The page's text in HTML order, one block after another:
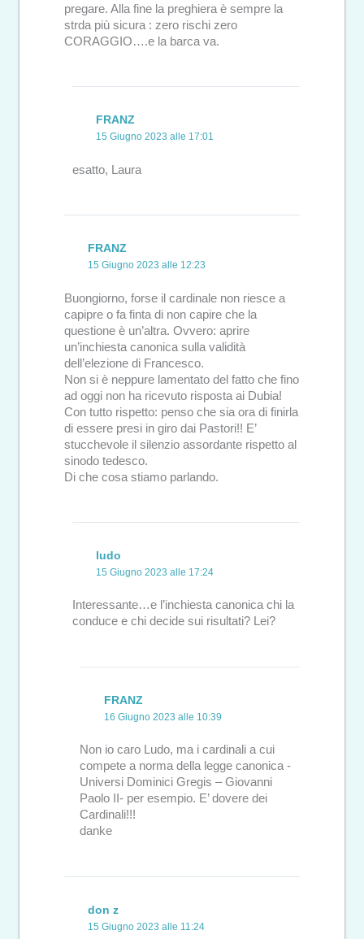
pregare. Alla fine la preghiera è sempre la
strda più sicura : zero rischi zero
CORAGGIO….e la barca va.
FRANZ
15 Giugno 2023 alle 17:01
esatto, Laura
FRANZ
15 Giugno 2023 alle 12:23
Buongiorno, forse il cardinale non riesce a
capipre o fa finta di non capire che la
questione è un’altra. Ovvero: aprire
un’inchiesta canonica sulla validità
dell’elezione di Francesco.
Non si è neppure lamentato del fatto che fino
ad oggi non ha ricevuto risposta ai Dubia!
Con tutto rispetto: penso che sia ora di finirla
di essere presi in giro dai Pastori!! E’
stucchevole il silenzio assordante rispetto al
sinodo tedesco.
Di che cosa stiamo parlando.
ludo
15 Giugno 2023 alle 17:24
Interessante…e l’inchiesta canonica chi la
conduce e chi decide sui risultati? Lei?
FRANZ
16 Giugno 2023 alle 10:39
Non io caro Ludo, ma i cardinali a cui
compete a norma della legge canonica -
Universi Dominici Gregis – Giovanni
Paolo II- per esempio. E’ dovere dei
Cardinali!!!
danke
don z
15 Giugno 2023 alle 11:24